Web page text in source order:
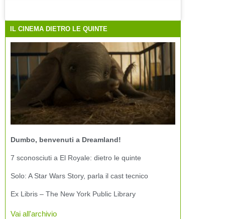
IL CINEMA DIETRO LE QUINTE
Dumbo, benvenuti a Dreamland!
7 sconosciuti a El Royale: dietro le quinte
Solo: A Star Wars Story, parla il cast tecnico
Ex Libris – The New York Public Library
Vai all'archivio